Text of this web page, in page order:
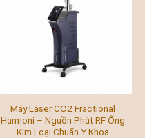
Máy Laser CO2 Fractional
Harmoni – Nguồn Phát RF Ống
Kim Loại Chuẩn Y Khoa